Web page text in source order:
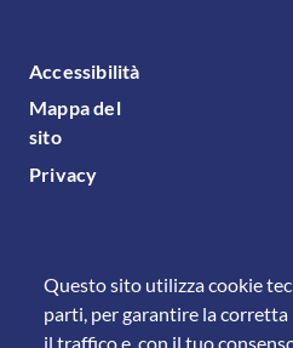
Questo sito utilizza cookie
parti, per garantire la corretta
il traffico e, con il tuo
FOOTER MENU
Accessibilità
Mappa del
sito
Privacy